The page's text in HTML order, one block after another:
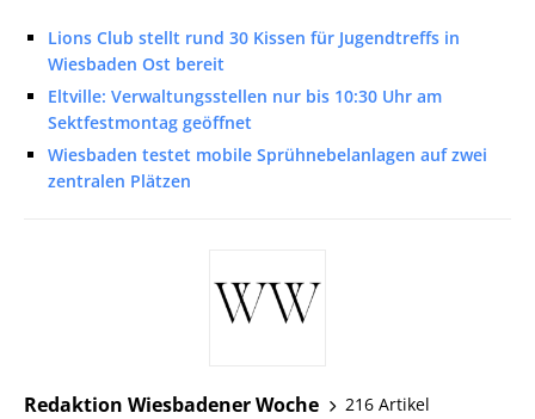
Lions Club stellt rund 30 Kissen für Jugendtreffs in
Wiesbaden Ost bereit
Eltville: Verwaltungsstellen nur bis 10:30 Uhr am
Sektfestmontag geöffnet
Wiesbaden testet mobile Sprühnebelanlagen auf zwei
zentralen Plätzen
Redaktion Wiesbadener Woche
216 Artikel